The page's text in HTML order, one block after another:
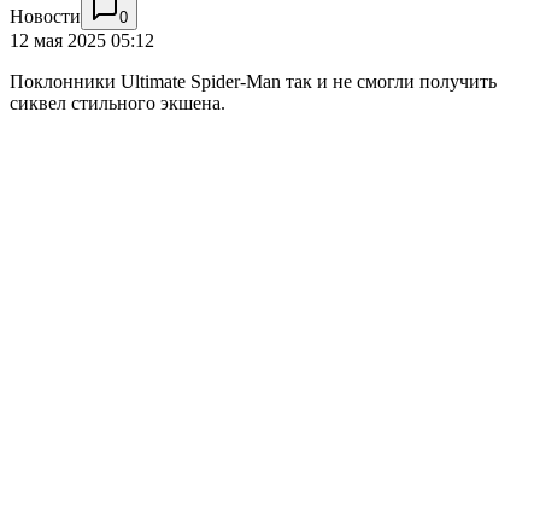
Новости 0
12 мая 2025 05:12
Поклонники Ultimate Spider-Man так и не смогли получить
сиквел стильного экшена.